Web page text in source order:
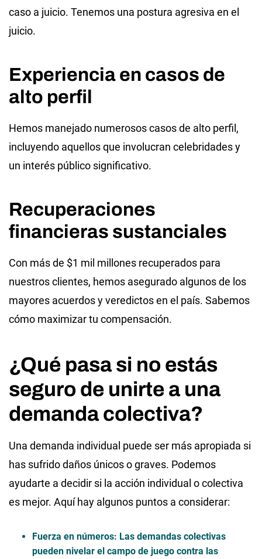
caso a juicio. Tenemos una postura agresiva en el
juicio.
Experiencia en casos de
alto perfil
Hemos manejado numerosos casos de alto perfil,
incluyendo aquellos que involucran celebridades y
un interés público significativo.
Recuperaciones
financieras sustanciales
Con más de $1 mil millones recuperados para
nuestros clientes, hemos asegurado algunos de los
mayores acuerdos y veredictos en el país. Sabemos
cómo maximizar tu compensación.
¿Qué pasa si no estás
seguro de unirte a una
demanda colectiva?
Una demanda individual puede ser más apropiada si
has sufrido daños únicos o graves. Podemos
ayudarte a decidir si la acción individual o colectiva
es mejor. Aquí hay algunos puntos a considerar:
Fuerza en números: Las demandas colectivas
pueden nivelar el campo de juego contra las